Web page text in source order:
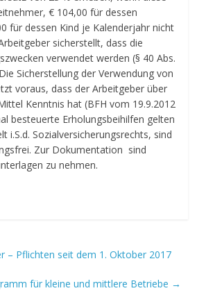
€ 104,00 für dessen
für dessen Kind je Kalenderjahr nicht
sicherstellt, dass die
verwendet werden (§ 40 Abs.
Sicherstellung der Verwendung von
voraus, dass der Arbeitgeber über
Kenntnis hat (BFH vom 19.9.2012
besteuerte Erholungsbeihilfen gelten
i.S.d. Sozialversicherungsrechts, sind
Zur Dokumentation sind
zu nehmen.
– Pflichten seit dem 1. Oktober 2017
für kleine und mittlere Betriebe →